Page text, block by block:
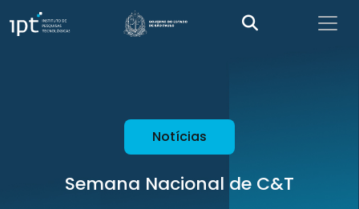
Notícias
Semana Nacional de C&T